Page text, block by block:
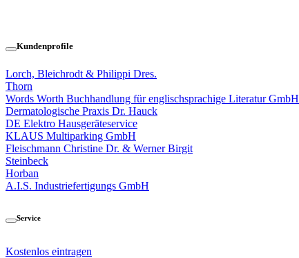
Kundenprofile
Lorch, Bleichrodt & Philippi Dres.
Thorn
Words Worth Buchhandlung für englischsprachige Literatur GmbH
Dermatologische Praxis Dr. Hauck
DE Elektro Hausgeräteservice
KLAUS Multiparking GmbH
Fleischmann Christine Dr. & Werner Birgit
Steinbeck
Horban
A.I.S. Industriefertigungs GmbH
Service
Kostenlos eintragen